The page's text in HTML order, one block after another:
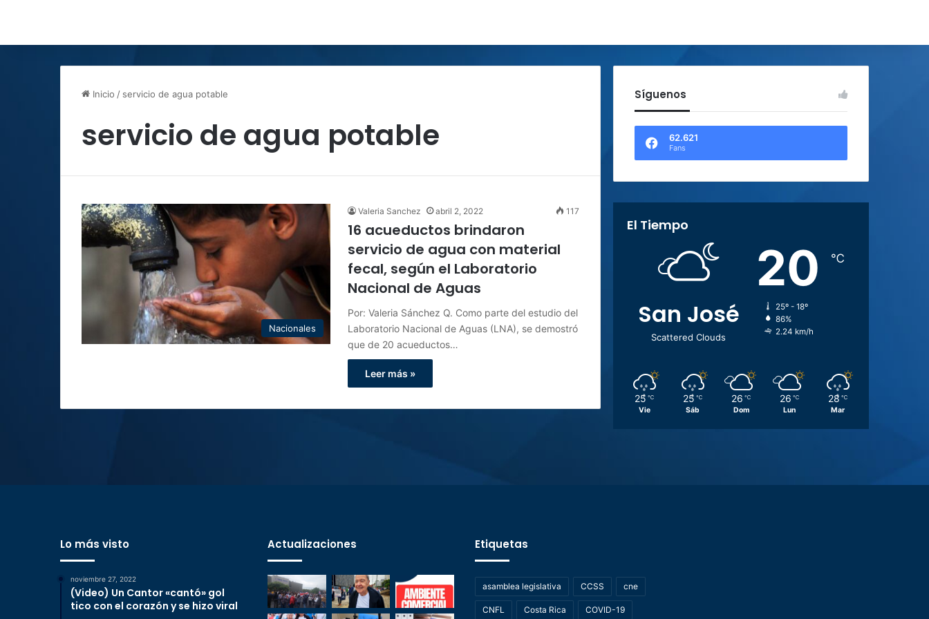
Inicio / servicio de agua potable
servicio de agua potable
Nacionales
Valeria Sanchez abril 2, 2022 117
16 acueductos brindaron
servicio de agua con material
fecal, según el Laboratorio
Nacional de Aguas
Por: Valeria Sánchez Q. Como parte del estudio del
Laboratorio Nacional de Aguas (LNA), se demostró
que de 20 acueductos…
Leer más »
Síguenos
62.621
Fans
El Tiempo
San José
Scattered Clouds
20 ℃
25º - 18º
86%
2.24 km/h
25 ℃
Vie
25 ℃
Sáb
26 ℃
Dom
26 ℃
Lun
28 ℃
Mar
Lo más visto
noviembre 27, 2022
(Video) Un Cantor «cantó» gol
tico con el corazón y se hizo viral
Actualizaciones Etiquetas
asamblea legislativa CCSS cne
CNFL Costa Rica COVID-19